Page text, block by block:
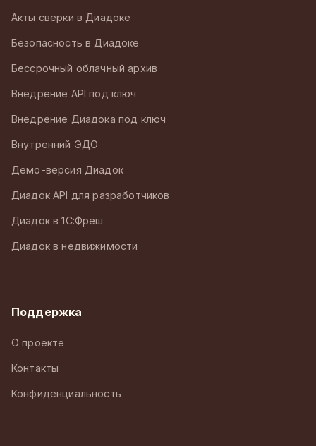
Акты сверки в Диадоке
Безопасность в Диадоке
Бессрочный облачный архив
Внедрение API под ключ
Внедрение Диадока под ключ
Внутренний ЭДО
Демо-версия Диадок
Диадок API для разработчиков
Диадок в 1С:Фреш
Диадок в недвижимости
Поддержка
О проекте
Контакты
Конфиденциальность